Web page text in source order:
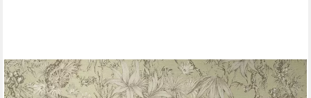
A.S. CRÉATION
Vliestapete Dschungel-Tapete in verschiedenen Farben